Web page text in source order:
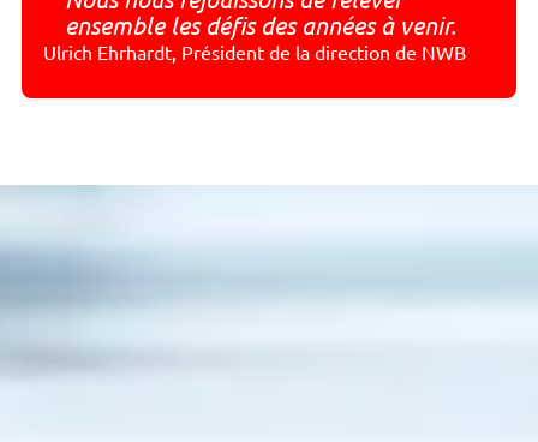
ensemble les défis des années à venir.
Ulrich Ehrhardt, Président de la direction de NWB